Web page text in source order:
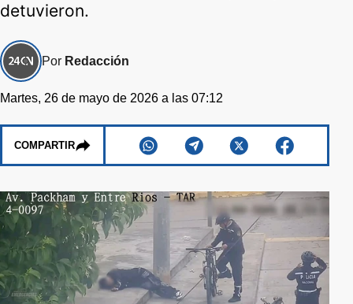
detuvieron.
Por Redacción
Martes, 26 de mayo de 2026 a las 07:12
COMPARTIR